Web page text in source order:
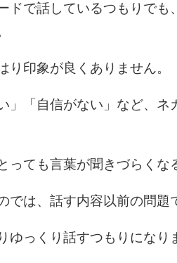
ドで話しているつもりでも
印象が良くありません。
」「自信がない」など、ネ
ても言葉が聞きづらくな
は、話す内容以前の問題
っくり話すつもりになり